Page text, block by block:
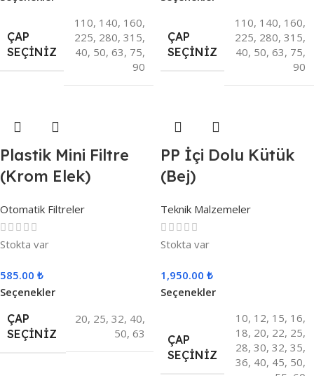
ÇAP
SEÇINIZ
110, 140, 160,
225, 280, 315,
40, 50, 63, 75,
90
ÇAP
SEÇINIZ
110, 140, 160,
225, 280, 315,
40, 50, 63, 75,
90
Plastik Mini Filtre
(Krom Elek)
Otomatik Filtreler
Stokta var
585.00 ₺
Seçenekler
ÇAP
SEÇINIZ
20, 25, 32, 40,
50, 63
PP İçi Dolu Kütük
(Bej)
Teknik Malzemeler
Stokta var
1,950.00 ₺
Seçenekler
ÇAP
SEÇINIZ
10, 12, 15, 16,
18, 20, 22, 25,
28, 30, 32, 35,
36, 40, 45, 50,